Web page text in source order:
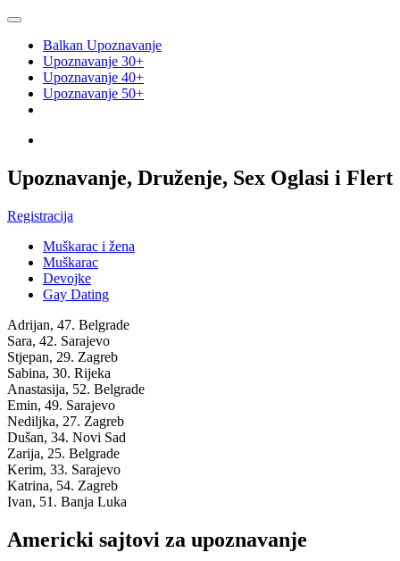
Balkan Upoznavanje
Upoznavanje 30+
Upoznavanje 40+
Upoznavanje 50+
Upoznavanje, Druženje, Sex Oglasi i Flert
Registracija
Muškarac i žena
Muškarac
Devojke
Gay Dating
Adrijan, 47. Belgrade
Sara, 42. Sarajevo
Stjepan, 29. Zagreb
Sabina, 30. Rijeka
Anastasija, 52. Belgrade
Emin, 49. Sarajevo
Nediljka, 27. Zagreb
Dušan, 34. Novi Sad
Zarija, 25. Belgrade
Kerim, 33. Sarajevo
Katrina, 54. Zagreb
Ivan, 51. Banja Luka
Americki sajtovi za upoznavanje